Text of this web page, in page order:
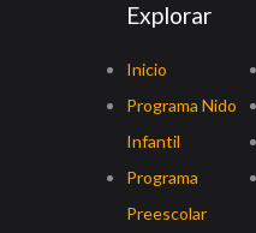
Explorar
Inicio
Programa Nido
Infantil
Programa
Preescolar